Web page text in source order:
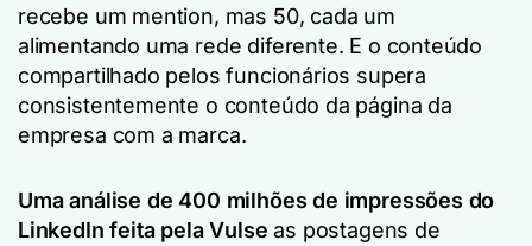
recebe um mention, mas 50, cada um
alimentando uma rede diferente. E o conteúdo
compartilhado pelos funcionários supera
consistentemente o conteúdo da página da
empresa com a marca.
Uma análise de 400 milhões de impressões do
LinkedIn feita pela Vulse as postagens de